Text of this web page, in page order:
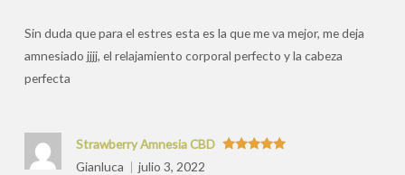
Sin duda que para el estres esta es la que me va mejor, me deja
amnesiado jjjj, el relajamiento corporal perfecto y la cabeza
perfecta
Strawberry Amnesia CBD
Gianluca
julio 3, 2022